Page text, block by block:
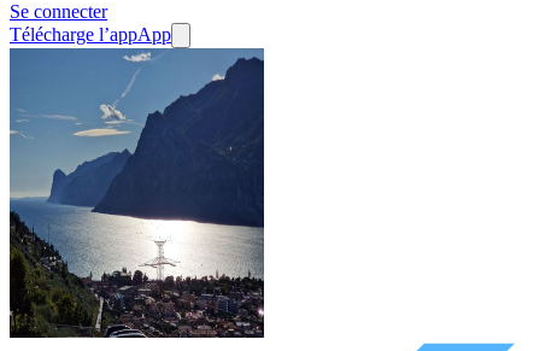
Se connecter
Télécharge l’appApp